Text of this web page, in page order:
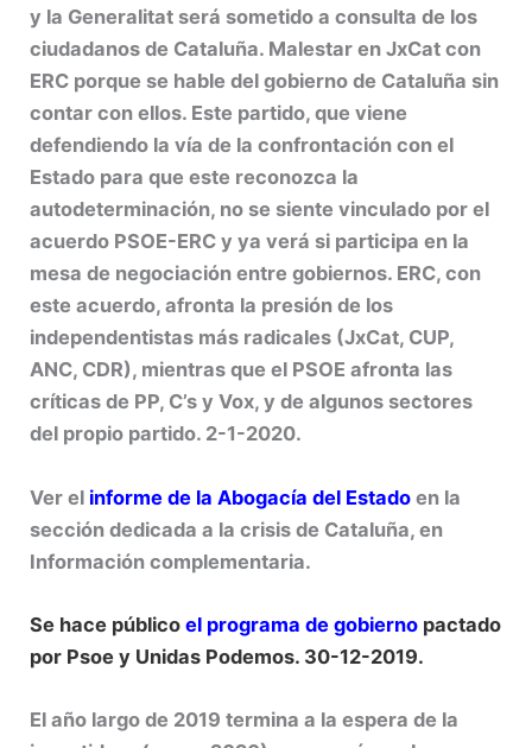
y la Generalitat será sometido a consulta de los
ciudadanos de Cataluña. Malestar en JxCat con
ERC porque se hable del gobierno de Cataluña sin
contar con ellos. Este partido, que viene
defendiendo la vía de la confrontación con el
Estado para que este reconozca la
autodeterminación, no se siente vinculado por el
acuerdo PSOE-ERC y ya verá si participa en la
mesa de negociación entre gobiernos. ERC, con
este acuerdo, afronta la presión de los
independentistas más radicales (JxCat, CUP,
ANC, CDR), mientras que el PSOE afronta las
críticas de PP, C’s y Vox, y de algunos sectores
del propio partido. 2-1-2020.
Ver el informe de la Abogacía del Estadoen la
sección dedicada a la crisis de Cataluña, en
Información complementaria.
Se hace públicoel programa de gobierno pactado
por Psoe y Unidas Podemos. 30-12-2019.
El año largo de 2019 termina a la espera de la